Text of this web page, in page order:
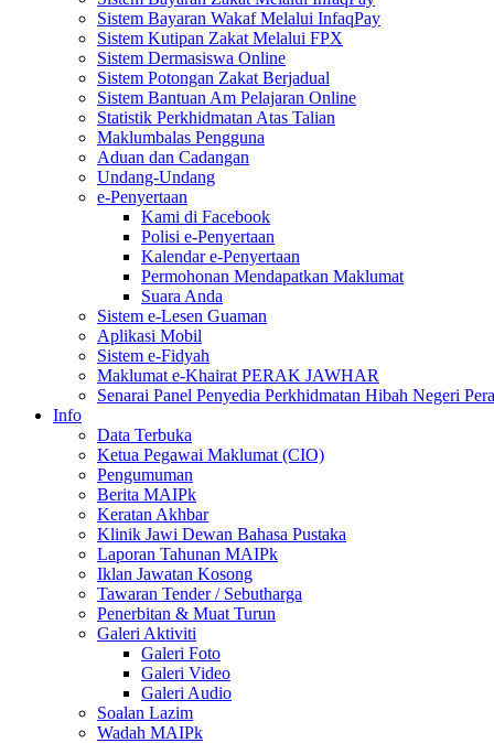
Sistem Bayaran Wakaf Melalui InfaqPay
Sistem Kutipan Zakat Melalui FPX
Sistem Dermasiswa Online
Sistem Potongan Zakat Berjadual
Sistem Bantuan Am Pelajaran Online
Statistik Perkhidmatan Atas Talian
Maklumbalas Pengguna
Aduan dan Cadangan
Undang-Undang
e-Penyertaan
Kami di Facebook
Polisi e-Penyertaan
Kalendar e-Penyertaan
Permohonan Mendapatkan Maklumat
Suara Anda
Sistem e-Lesen Guaman
Aplikasi Mobil
Sistem e-Fidyah
Maklumat e-Khairat PERAK JAWHAR
Senarai Panel Penyedia Perkhidmatan Hibah Negeri
Info
Data Terbuka
Ketua Pegawai Maklumat (CIO)
Pengumuman
Berita MAIPk
Keratan Akhbar
Klinik Jawi Dewan Bahasa Pustaka
Laporan Tahunan MAIPk
Iklan Jawatan Kosong
Tawaran Tender / Sebutharga
Penerbitan & Muat Turun
Galeri Aktiviti
Galeri Foto
Galeri Video
Galeri Audio
Soalan Lazim
Wadah MAIPk